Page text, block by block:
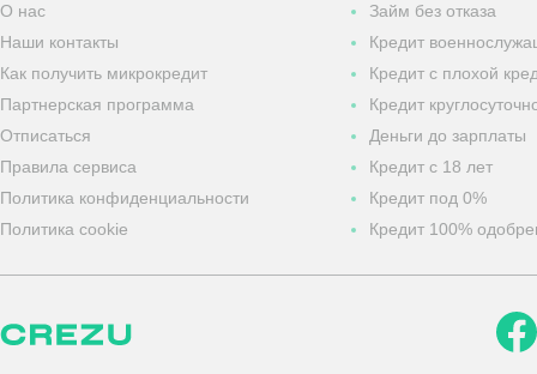
О нас
Наши контакты
Как получить микрокредит
Партнерская программа
Отписаться
Правила сервиса
Политика конфиденциальности
Политика cookie
Займ без отказа
Кредит
Кредит с плохой
Кредит
Деньги до зарплаты
Кредит с 18 лет
Кредит под 0%
Кредит 100%